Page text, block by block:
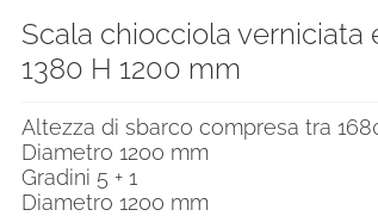
originale
era:
1.630,00€.
attuale
Scala chiocciola verniciata
1380 H 1200 mm
Altezza di sbarco compresa tra
Diametro 1200 mm
Gradini 5 + 1
Diametro 1200 mm